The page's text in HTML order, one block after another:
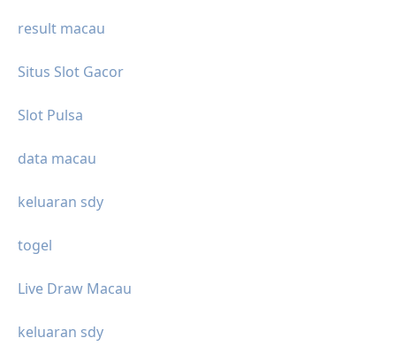
result macau
Situs Slot Gacor
Slot Pulsa
data macau
keluaran sdy
togel
Live Draw Macau
keluaran sdy